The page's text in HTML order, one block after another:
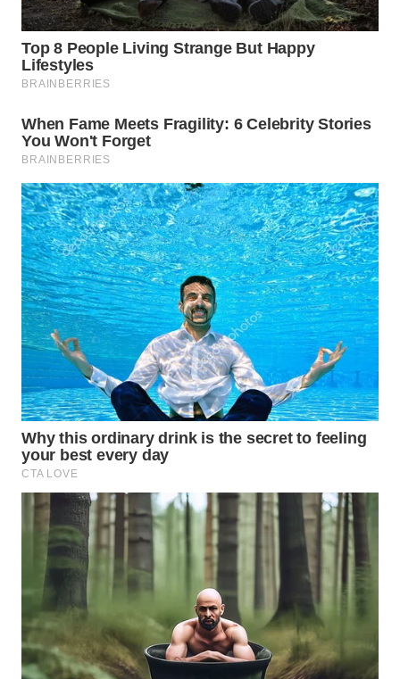
LISTRIK
TRAVEL
TV
WAHANANEWS
ID
WAHANANEWS
CO ID
WAHANANEWS
NET
WAHANA
SPORT
WAHANA
UMKM
WAHANA
SELEB
WAHANA
PERSONA